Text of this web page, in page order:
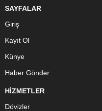
SAYFALAR
Giriş
Kayıt Ol
Künye
Haber Gönder
HİZMETLER
Dövizler